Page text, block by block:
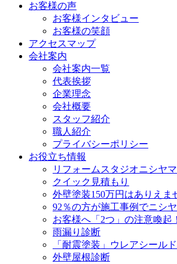
お客様の声
お客様インタビュー
お客様の笑顔
アクセスマップ
会社案内
会社案内一覧
代表挨拶
企業理念
会社概要
スタッフ紹介
職人紹介
プライバシーポリシー
お役立ち情報
リフォームスタジオニシヤ
クイック見積もり
外壁塗装150万円はありえま
92％の方が施工事例でニシ
お客様へ「2つ」の注意喚起！
雨漏り診断
「耐震塗装」ウレアシール
外壁屋根診断